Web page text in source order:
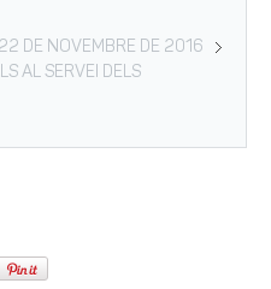
DE NOVEMBRE DE 2016
AL SERVEI DELS